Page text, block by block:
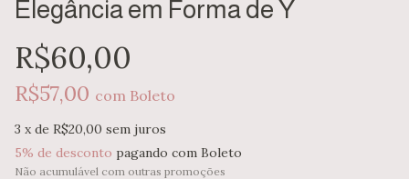
Elegância em Forma de Y
R$60,00
R$57,00 com Boleto
3 x de R$20,00 sem juros
5% de desconto pagando com Boleto
Não acumulável com outras promoções